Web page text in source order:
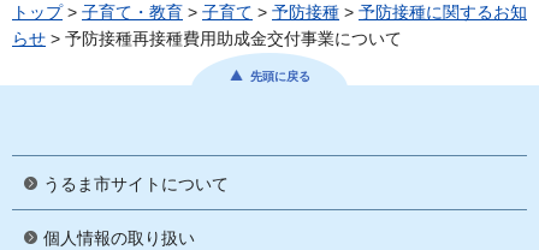
トップ> 子育て・教育 > 子育て > 予防接種 > 予防接種に関するお知
らせ > 予防接種再接種費用助成金交付事業について
先頭に戻る
うるま市サイトについて
個人情報の取り扱い